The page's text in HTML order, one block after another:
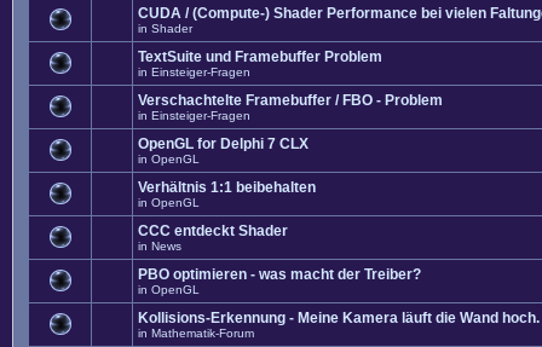
CUDA / (Compute-) Shader Performance bei vielen
in Shader
TextSuite und Framebuffer Problem
in Einsteiger-Fragen
Verschachtelte Framebuffer / FBO - Problem
in Einsteiger-Fragen
OpenGL for Delphi 7 CLX
in OpenGL
Verhältnis 1:1 beibehalten
in OpenGL
CCC entdeckt Shader
in News
PBO optimieren - was macht der Treiber?
in OpenGL
Kollisions-Erkennung - Meine Kamera läuft die Wand hoch.
in Mathematik-Forum